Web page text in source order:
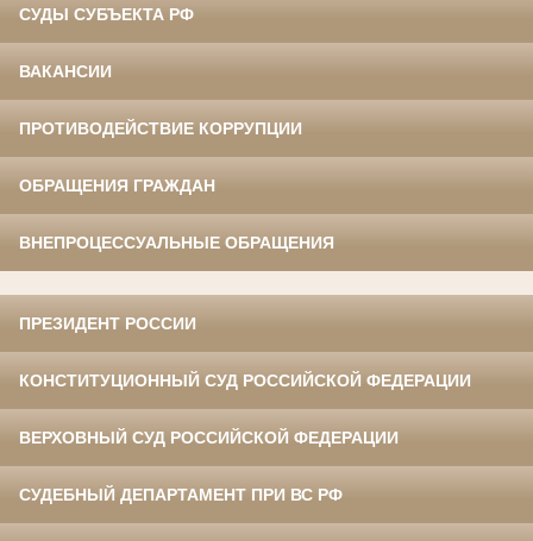
СУДЫ СУБЪЕКТА РФ
ВАКАНСИИ
ПРОТИВОДЕЙСТВИЕ КОРРУПЦИИ
ОБРАЩЕНИЯ ГРАЖДАН
ВНЕПРОЦЕССУАЛЬНЫЕ ОБРАЩЕНИЯ
ПРЕЗИДЕНТ РОССИИ
КОНСТИТУЦИОННЫЙ СУД РОССИЙСКОЙ ФЕДЕРАЦИИ
ВЕРХОВНЫЙ СУД РОССИЙСКОЙ ФЕДЕРАЦИИ
СУДЕБНЫЙ ДЕПАРТАМЕНТ ПРИ ВС РФ